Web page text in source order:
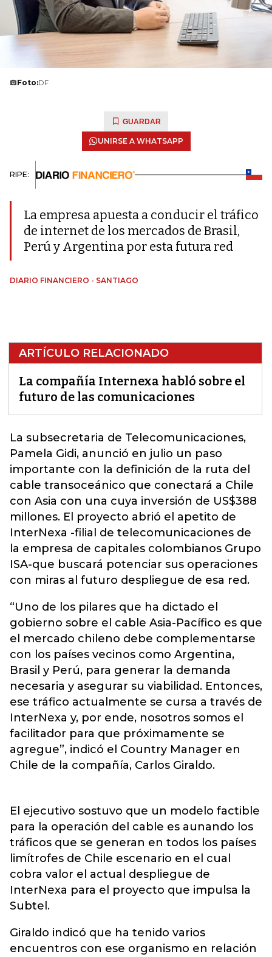
Foto:DF
GUARDAR
UNIRSE A WHATSAPP
RIPE:
La empresa apuesta a conducir el tráfico
de internet de los mercados de Brasil,
Perú y Argentina por esta futura red
DIARIO FINANCIERO - SANTIAGO
ARTÍCULO RELACIONADO
La compañía Internexa habló sobre el
futuro de las comunicaciones
La subsecretaria de Telecomunicaciones,
Pamela Gidi, anunció en julio un paso
importante con la definición de la ruta del
cable transoceánico que conectará a Chile
con Asia con una cuya inversión de US$388
millones. El proyecto abrió el apetito de
InterNexa -filial de telecomunicaciones de
la empresa de capitales colombianos Grupo
ISA-que buscará potenciar sus operaciones
con miras al futuro despliegue de esa red.
“Uno de los pilares que ha dictado el
gobierno sobre el cable Asia-Pacífico es que
el mercado chileno debe complementarse
con los países vecinos como Argentina,
Brasil y Perú, para generar la demanda
necesaria y asegurar su viabilidad. Entonces,
ese tráfico actualmente se cursa a través de
InterNexa y, por ende, nosotros somos el
facilitador para que próximamente se
agregue”, indicó el Country Manager en
Chile de la compañía, Carlos Giraldo.
El ejecutivo sostuvo que un modelo factible
para la operación del cable es aunando los
tráficos que se generan en todos los países
limítrofes de Chile escenario en el cual
cobra valor el actual despliegue de
InterNexa para el proyecto que impulsa la
Subtel.
Giraldo indicó que ha tenido varios
encuentros con ese organismo en relación